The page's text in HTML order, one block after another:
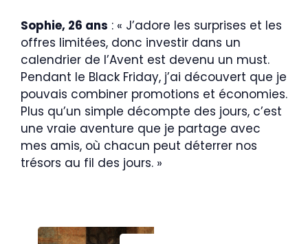
Sophie, 26 ans : « J’adore les surprises et les
offres limitées, donc investir dans un
calendrier de l’Avent est devenu un must.
Pendant le Black Friday, j’ai découvert que je
pouvais combiner promotions et économies.
Plus qu’un simple décompte des jours, c’est
une vraie aventure que je partage avec
mes amis, où chacun peut déterrer nos
trésors au fil des jours. »